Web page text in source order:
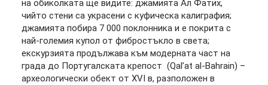
на обиколката ще видите: джамията Ал Фатих,
чийто стени са украсени с куфическа калиграфия;
джамията побира 7 000 поклонника и е покрита с
най-големия купол от фибростъкло в света;
екскурзията продължава към модерната част на
града до Португалската крепост (Qal’at al-Bahrain) –
археологически обект от XVI в, разположен в